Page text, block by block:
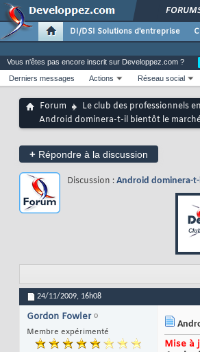
DI/DSI Solutions d'entreprise
Vous n'êtes pas encore inscrit sur Developpez.com ?
Derniers messages
Actions Réseau social
Forum Le club des professionnels
Android dominera-t-il bientôt le
+ Répondre à la discussion
Discussion : Android dominera-
24/11/2009, 16h08
Gordon Fowler
Membre expérimenté
Mise à